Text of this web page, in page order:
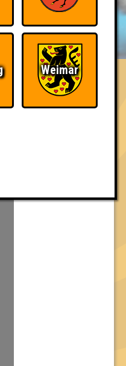
«
Weimar